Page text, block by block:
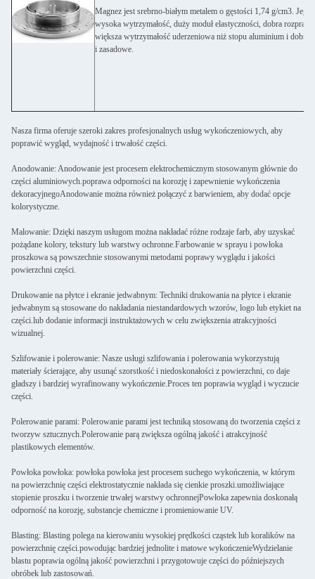
Magnez jest srebrno-białym metalem o gęstości 1,74 g/cm3. Jego
wysoka wytrzymałość, duży moduł elastyczności, dobra
większa wytrzymałość uderzeniowa niż stopu aluminium i dobra
i zasadowe.
Nasza firma oferuje szeroki zakres profesjonalnych usług wykończeniowych, aby
poprawić wygląd, wydajność i trwałość części.
Anodowanie: Anodowanie jest procesem elektrochemicznym stosowanym głównie do
części aluminiowych.poprawa odporności na korozję i zapewnienie wykończenia
dekoracyjnegoAnodowanie można również połączyć z barwieniem, aby dodać opcje
kolorystyczne.
Malowanie: Dzięki naszym usługom można nakładać różne rodzaje farb, aby uzyskać
pożądane kolory, tekstury lub warstwy ochronne.Farbowanie w sprayu i powłoka
proszkowa są powszechnie stosowanymi metodami poprawy wyglądu i jakości
powierzchni części.
Drukowanie na płytce i ekranie jedwabnym: Techniki drukowania na płytce i ekranie
jedwabnym są stosowane do nakładania niestandardowych wzorów, logo lub etykiet na
części.lub dodanie informacji instruktażowych w celu zwiększenia atrakcyjności
wizualnej.
Szlifowanie i polerowanie: Nasze usługi szlifowania i polerowania wykorzystują
materiały ścierające, aby usunąć szorstkość i niedoskonałości z powierzchni, co daje
gładszy i bardziej wyrafinowany wykończenie.Proces ten poprawia wygląd i wyczucie
części.
Polerowanie parami: Polerowanie parami jest techniką stosowaną do tworzenia części z
tworzyw sztucznych.Polerowanie parą zwiększa ogólną jakość i atrakcyjność
plastikowych elementów.
Powłoka powłoka: powłoka powłoka jest procesem suchego wykończenia, w którym
na powierzchnię części elektrostatycznie nakłada się cienkie proszki.umożliwiające
stopienie proszku i tworzenie trwałej warstwy ochronnejPowłoka zapewnia doskonałą
odporność na korozję, substancje chemiczne i promieniowanie UV.
Blasting: Blasting polega na kierowaniu wysokiej prędkości cząstek lub koralików na
powierzchnię części.powodując bardziej jednolite i matowe wykończenieWydzielanie
blastu poprawia ogólną jakość powierzchni i przygotowuje części do późniejszych
obróbek lub zastosowań.